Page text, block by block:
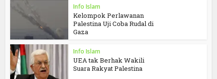
Info Islam
Kelompok Perlawanan
Palestina Uji Coba Rudal di
Gaza
Info Islam
UEA tak Berhak Wakili
Suara Rakyat Palestina